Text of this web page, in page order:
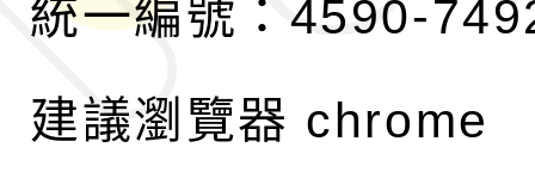
統一編號：4590-
建議瀏覽器 chrome